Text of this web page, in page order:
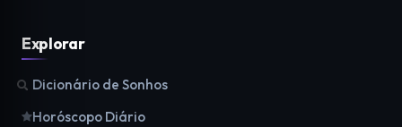
Explorar
Dicionário de Sonhos
Horóscopo Diário